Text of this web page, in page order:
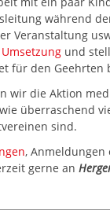
während
Veranstaltung
Umsetzung und
für den Geehrten
wir die Aktion
überraschend
sind.
, Anmeldungen
gerne an